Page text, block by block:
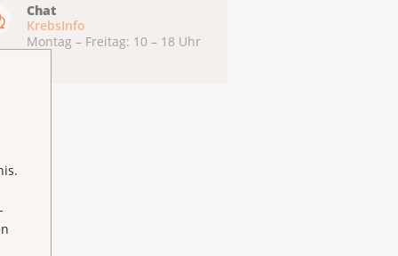
Chat
KrebsInfo
Montag – Freitag: 10 – 18 Uhr